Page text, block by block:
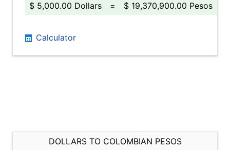
$ 5,000.00 Dollars
= $ 19,370,900.00 Pesos
Calculator
DOLLARS TO COLOMBIAN PESOS